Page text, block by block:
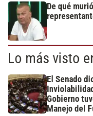
De qué
Lo más visto
El Senado
Gobierno
Manejo del